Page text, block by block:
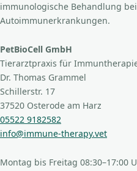
immunologische Behandlung
Autoimmunerkrankungen.
PetBioCell GmbH
Tierarztpraxis für
Dr. Thomas Grammel
Schillerstr. 17
37520 Osterode am Harz
05522 9182582
info@immune-therapy.vet
Montag bis Freitag 08:30–17:00